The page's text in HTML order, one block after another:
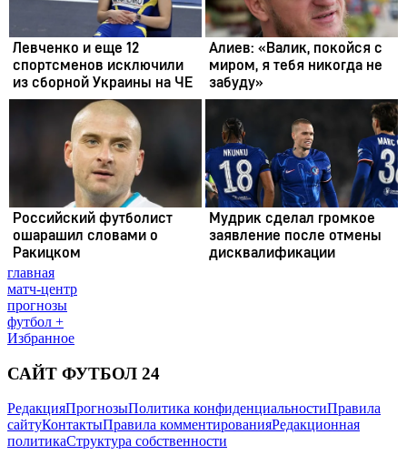
главная
матч-центр
прогнозы
футбол +
Избранное
САЙТ ФУТБОЛ 24
РедакцияПрогнозыПолитика конфиденциальностиПравила
сайтуКонтактыПравила комментированияРедакционная
политикаСтруктура собственности